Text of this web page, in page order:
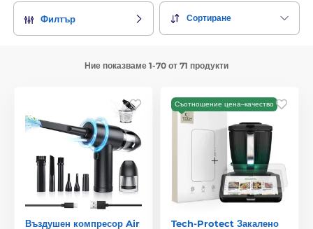
Филтър Сортиране
Ние показваме 1-70 от 71 продукти
Въздушен компресор Air
Съотношение цена–качество
Tech-Protect Закалено